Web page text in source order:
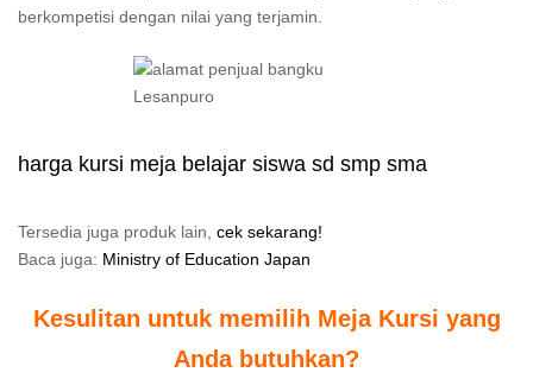
berkompetisi dengan nilai yang terjamin.
harga kursi meja belajar siswa sd smp sma
Tersedia juga produk lain, cek sekarang!
Baca juga: Ministry of Education Japan
Kesulitan untuk memilih Meja Kursi yang
Anda butuhkan?